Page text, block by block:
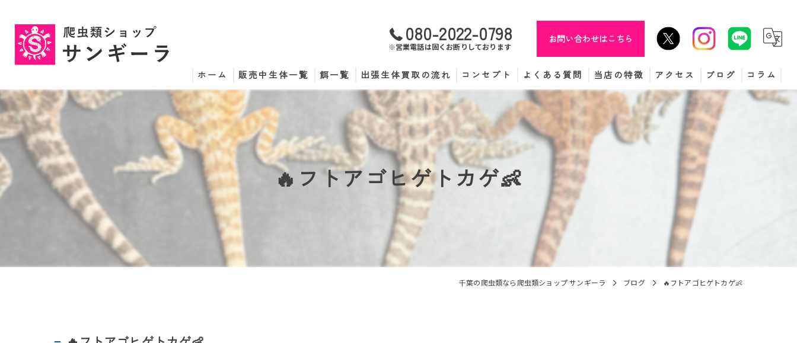
080-2022-0798
※営業電話は固くお断りしております
お問い合わせはこちら
ホーム 販売中生体一覧 餌一覧 出張生体買取の流れ コンセプト よくある質問 当店の特徴
販売
買取
アクセス ブログ コラム
🔥フトアゴヒゲトカゲ👶
千葉の爬虫類なら爬虫類ショップ サンギーラ ブログ 🔥フトアゴヒゲトカゲ👶